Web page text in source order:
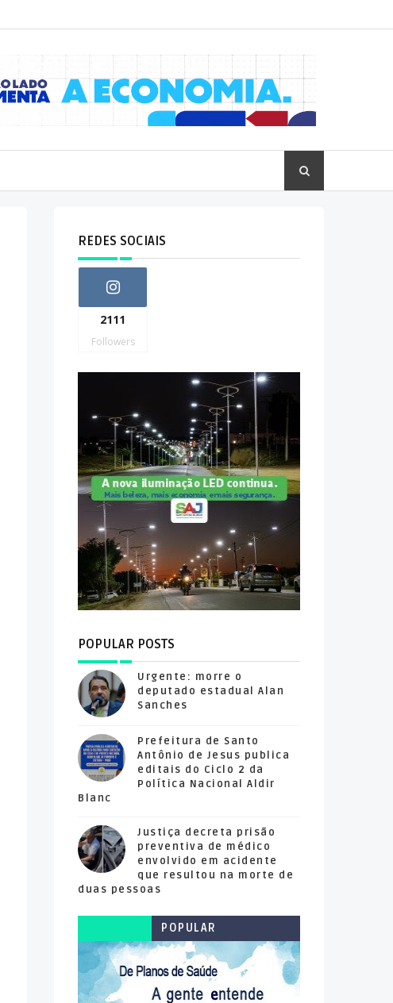
REDES SOCIAIS
2111
Followers
POPULAR POSTS
Urgente: morre o
deputado estadual Alan
Sanches
Prefeitura de Santo
Antônio de Jesus publica
editais do Ciclo 2 da
Política Nacional Aldir
Blanc
Justiça decreta prisão
preventiva de médico
envolvido em acidente
que resultou na morte de
duas pessoas
POPULAR